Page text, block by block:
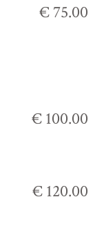
€ 75.00
€ 100.00
€ 120.00